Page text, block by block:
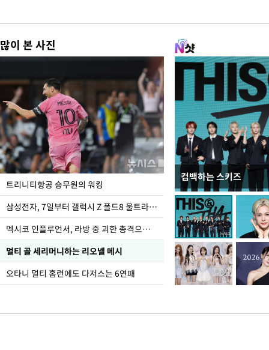
많이 본 사진
트리니티항공 승무원의 워킹
삼성전자, 7일부터 갤럭시 Z 폴드8 울트라·폴드8·플립8 출시
멕시코 인플루언서, 라방 중 괴한 총격으로 사망
멀티 골 세리머니하는 리오넬 메시
오타니 멀티 홈런에도 다저스는 6연패
컴백하는 스키즈
입추 하루 앞둔 전남
폭염